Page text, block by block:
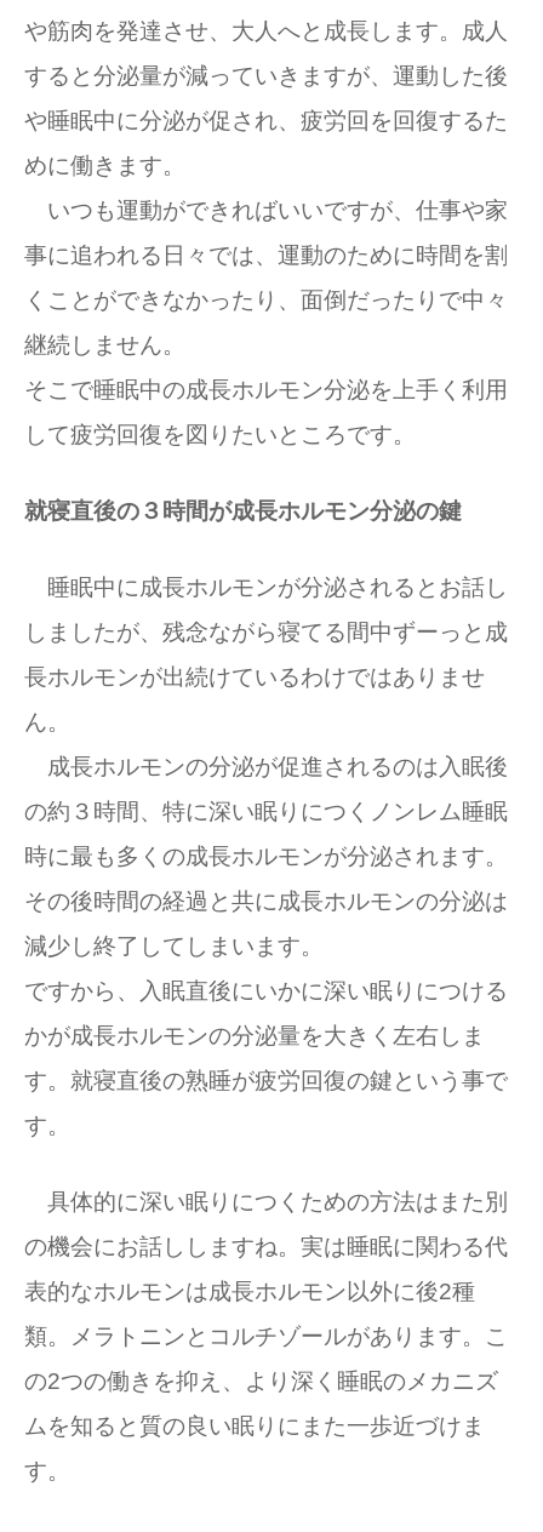
や筋肉を発達させ、大人へと成長します。成人
すると分泌量が減っていきますが、運動した後
や睡眠中に分泌が促され、疲労回を回復するた
めに働きます。
いつも運動ができればいいですが、仕事や家
事に追われる日々では、運動のために時間を割
くことができなかったり、面倒だったりで中々
継続しません。
そこで睡眠中の成長ホルモン分泌を上手く利用
して疲労回復を図りたいところです。
就寝直後の３時間が成長ホルモン分泌の鍵
睡眠中に成長ホルモンが分泌されるとお話し
しましたが、残念ながら寝てる間中ずーっと成
長ホルモンが出続けているわけではありませ
ん。
成長ホルモンの分泌が促進されるのは入眠後
の約３時間、特に深い眠りにつくノンレム睡眠
時に最も多くの成長ホルモンが分泌されます。
その後時間の経過と共に成長ホルモンの分泌は
減少し終了してしまいます。
ですから、入眠直後にいかに深い眠りにつける
かが成長ホルモンの分泌量を大きく左右しま
す。就寝直後の熟睡が疲労回復の鍵という事で
す。
具体的に深い眠りにつくための方法はまた別
の機会にお話ししますね。実は睡眠に関わる代
表的なホルモンは成長ホルモン以外に後2種
類。メラトニンとコルチゾールがあります。こ
の2つの働きを抑え、より深く睡眠のメカニズ
ムを知ると質の良い眠りにまた一歩近づけま
す。